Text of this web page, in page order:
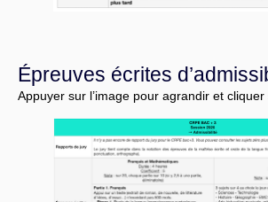
Épreuves écrites
Appuyer sur l’image pour agrandir et cliquer